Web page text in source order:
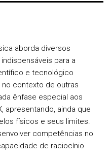
aborda diversos
para a
e tecnológico
no contexto de outras
ênfase especial aos
apresentando, ainda que
físicos e seus limites.
competências no
de raciocínio